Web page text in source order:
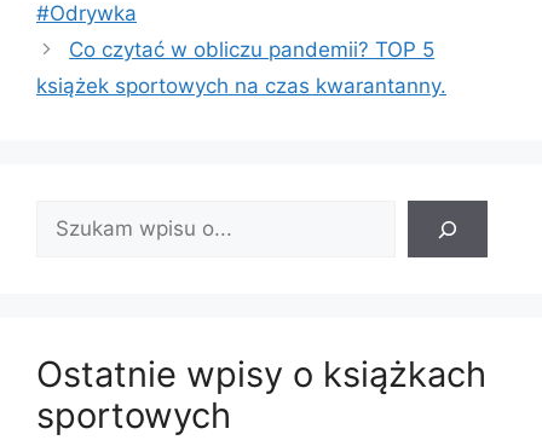
#Odrywka
Co czytać w obliczu pandemii? TOP 5
książek sportowych na czas kwarantanny.
Znajdź
wpis:
Ostatnie wpisy o książkach
sportowych